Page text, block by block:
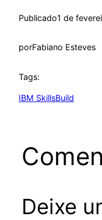
Publicado1 de
porFabiano Esteves
Tags:
IBM SkillsBuild
Deixe